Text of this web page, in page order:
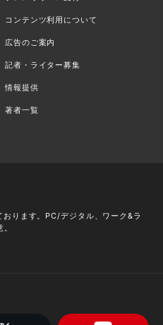
コンテンツ利用について
広告のご案内
記者・ライター募集
情報提供
著者一覧
ります。PC/デジタル、ワーク&ラ